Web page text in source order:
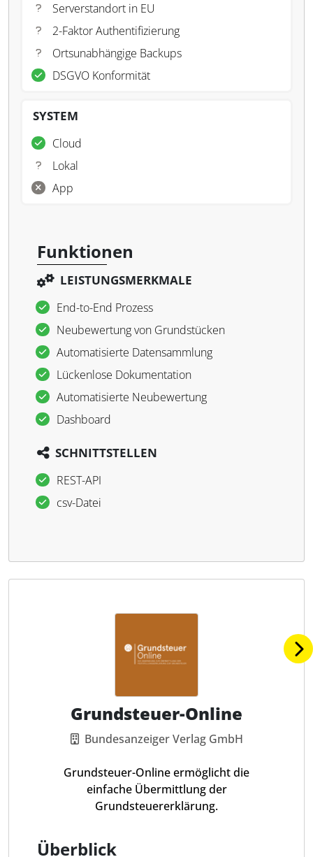
Serverstandort in EU
2-Faktor Authentifizierung
Ortsunabhängige Backups
DSGVO Konformität
SYSTEM
Cloud
Lokal
App
Funktionen
LEISTUNGSMERKMALE
End-to-End Prozess
Neubewertung von Grundstücken
Automatisierte Datensammlung
Lückenlose Dokumentation
Automatisierte Neubewertung
Dashboard
SCHNITTSTELLEN
REST-API
csv-Datei
Grundsteuer-Online
Bundesanzeiger Verlag GmbH
Grundsteuer-Online ermöglicht die
einfache Übermittlung der
Grundsteuererklärung.
Überblick